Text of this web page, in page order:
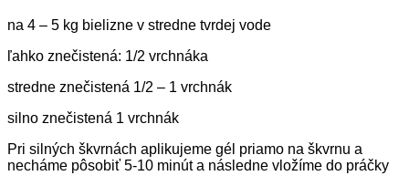
na 4 – 5 kg bielizne v stredne tvrdej vode
ľahko znečistená: 1/2 vrchnáka
stredne znečistená 1/2 – 1 vrchnák
silno znečistená 1 vrchnák
Pri silných škvrnách aplikujeme gél priamo na škvrnu a
necháme pôsobiť 5-10 minút a následne vložíme do práčky